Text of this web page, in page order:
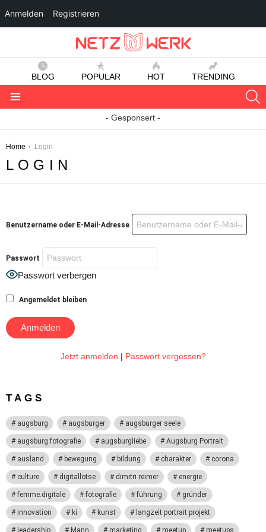
BLOG POPULAR HOT TRENDING
- Gesponsert -
You are here:
Home Login
LOGIN
Benutzername oder E-Mail-Adresse
Passwort
Passwort verbergen
Angemeldet bleiben
Jetzt anmelden | Passwort vergessen?
TAGS
augsburg augsburger augsburger seele
augsburg fotografie augsburgliebe Augsburg Portrait
ausland bewegung bildung charakter corona
culture digitallotse dimitri reimer energie
femme.digitale fotografie führung gründer
innovation ki kunst langzeit portrait projekt
leadership Mann marketing meetup meetups
Anmelden Registrieren